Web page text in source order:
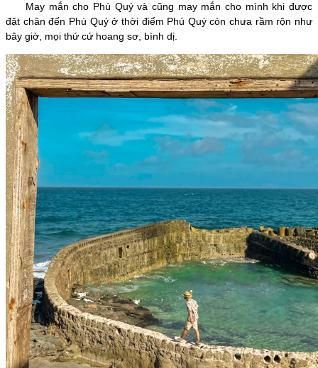
May mắn cho Phú Quý và cũng may mắn cho mình khi được
đặt chân đến Phú Quý ở thời điểm Phú Quý còn chưa rầm rộn như
bây giờ, mọi thứ cứ hoang sơ, bình dị.